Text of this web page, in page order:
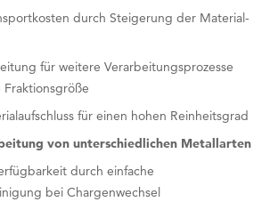
durch Steigerung der Material-
für weitere Verarbeitungsprozesse
für einen hohen Reinheitsgrad
von unterschiedlichen Metallarten
durch einfache
bei Chargenwechsel